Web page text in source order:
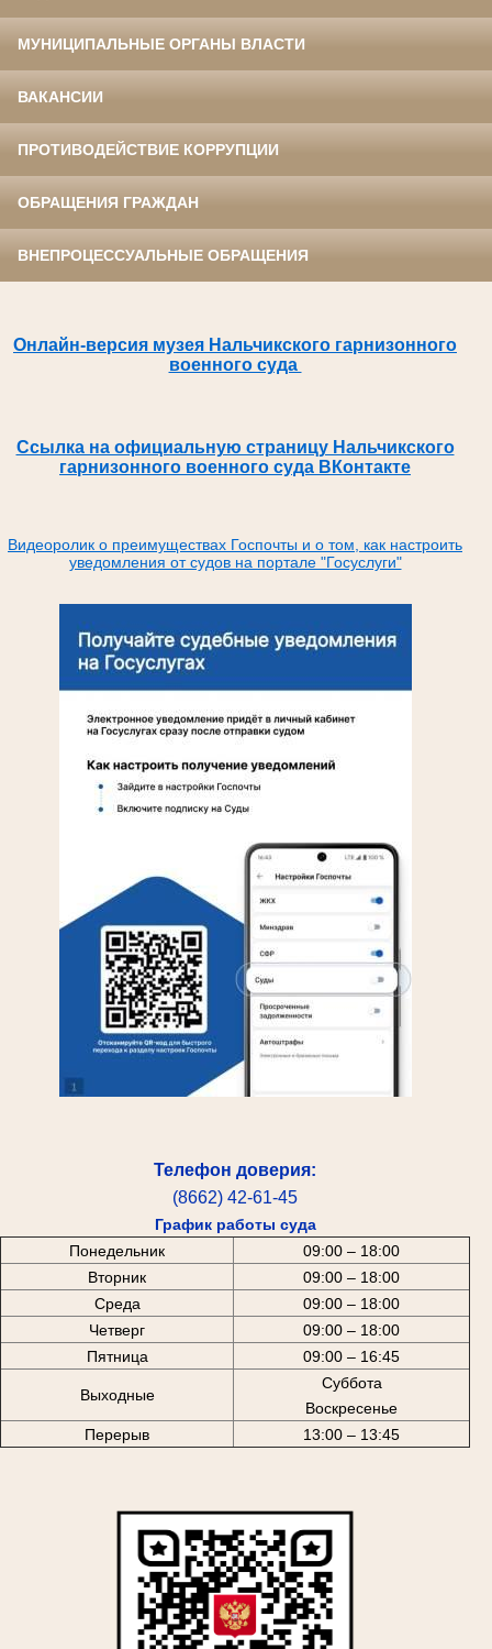
МУНИЦИПАЛЬНЫЕ ОРГАНЫ ВЛАСТИ
ВАКАНСИИ
ПРОТИВОДЕЙСТВИЕ КОРРУПЦИИ
ОБРАЩЕНИЯ ГРАЖДАН
ВНЕПРОЦЕССУАЛЬНЫЕ ОБРАЩЕНИЯ
Онлайн-версия музея Нальчикского гарнизонного
военного суда
Ссылка на официальную страницу Нальчикского
гарнизонного военного суда ВКонтакте
Видеоролик о преимуществах Госпочты и о том, как настроить
уведомления от судов на портале "Госуслуги"
Телефон доверия:
(8662) 42-61-45
График работы суда
Понедельник
09:00 – 18:00
Вторник
09:00 – 18:00
Среда
09:00 – 18:00
Четверг
09:00 – 18:00
Пятница
09:00 – 16:45
Выходные
Суббота
Воскресенье
Перерыв
13:00 – 13:45